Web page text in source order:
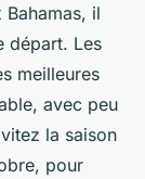
il
départ. Les
meilleures
avec peu
la saison
pour